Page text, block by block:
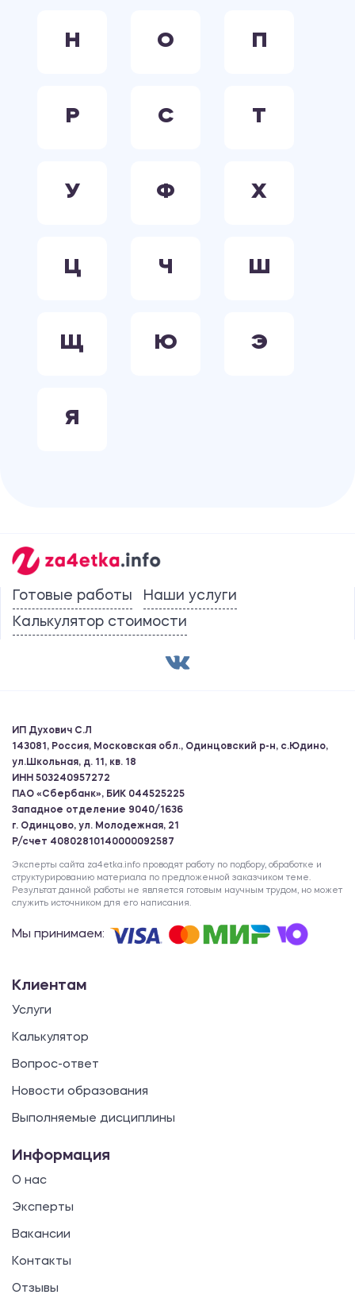
Н О П
Р С Т
У Ф Х
Ц Ч Ш
Щ Ю Э
Я
Готовые работы
Наши услуги
Калькулятор стоимости
ИП Духович С.Л
143081, Россия, Московская обл., Одинцовский р-н, с.Юдино,
ул.Школьная, д. 11, кв. 18
ИНН 503240957272
ПАО «Сбербанк», БИК 044525225
Западное отделение 9040/1636
г. Одинцово, ул. Молодежная, 21
Р/счет 40802810140000092587
Эксперты сайта za4etka.info проводят работу по подбору, обработке и
структурированию материала по предложенной заказчиком теме.
Результат данной работы не является готовым научным трудом, но может
служить источником для его написания.
Мы принимаем:
Клиентам
Услуги
Калькулятор
Вопрос-ответ
Новости образования
Выполняемые дисциплины
Информация
О нас
Эксперты
Вакансии
Контакты
Отзывы